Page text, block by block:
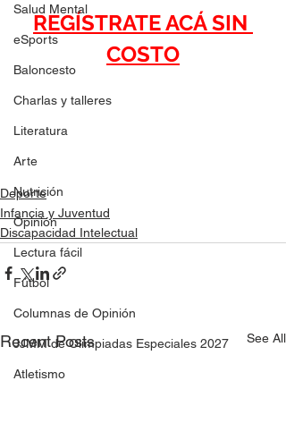
Salud Mental
eSports
Baloncesto
Charlas y talleres
Literatura
Arte
Nutrición
Opinión
Lectura fácil
Fútbol
Columnas de Opinión
JJMM de Olimpiadas Especiales 2027
Atletismo
REGÍSTRATE ACÁ SIN
COSTO
Deporte
Infancia y Juventud
Discapacidad Intelectual
Recent Posts See All